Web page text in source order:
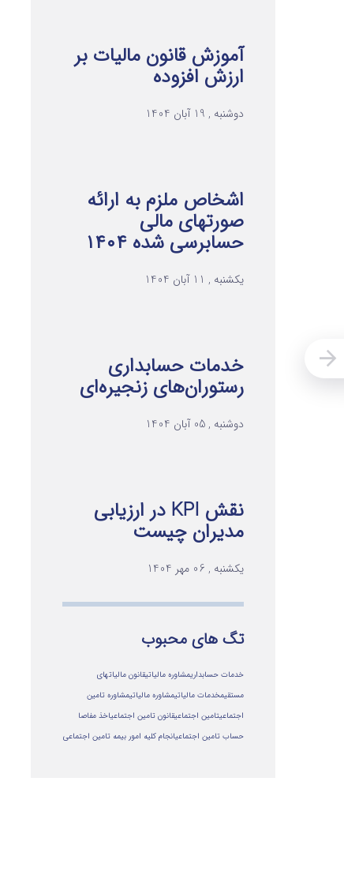
آموزش قانون مالیات بر
ارزش افزوده
دوشنبه , 19 آبان 1404
اشخاص ملزم به ارائه
صورتهای مالی
حسابرسی شده ۱۴۰۴
یکشنبه , 11 آبان 1404
خدمات حسابداری
رستوران‌های زنجیره‌ای
دوشنبه , 05 آبان 1404
نقش KPI در ارزیابی
مدیران چیست
یکشنبه , 06 مهر 1404
تگ های محبوب
خدمات حسابداریمشاوره مالیاتیقانون مالیاتهای
مستقیمخدمات مالیاتیمشاوره مالياتيمشاوره تامین
اجتماعیتامین اجتماعیقانون تامین اجتماعیاخذ مفاصا
حساب تامین اجتماعیانجام کلیه امور بیمه تامین اجتماعی